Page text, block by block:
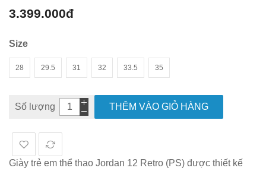
3.399.000đ
Size
28 29.5 31 32 33.5 35
Số lượng THÊM VÀO GIỎ HÀNG
Giày trẻ em thể thao Jordan 12 Retro (PS) được thiết kế